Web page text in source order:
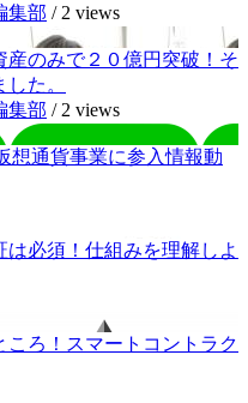
集部 / 2 views
産のみで２０億円突破！そ
た。
集部 / 2 views
想通貨事業に参入情報動
必須！仕組みを理解しよ
ころ！スマートコントラク